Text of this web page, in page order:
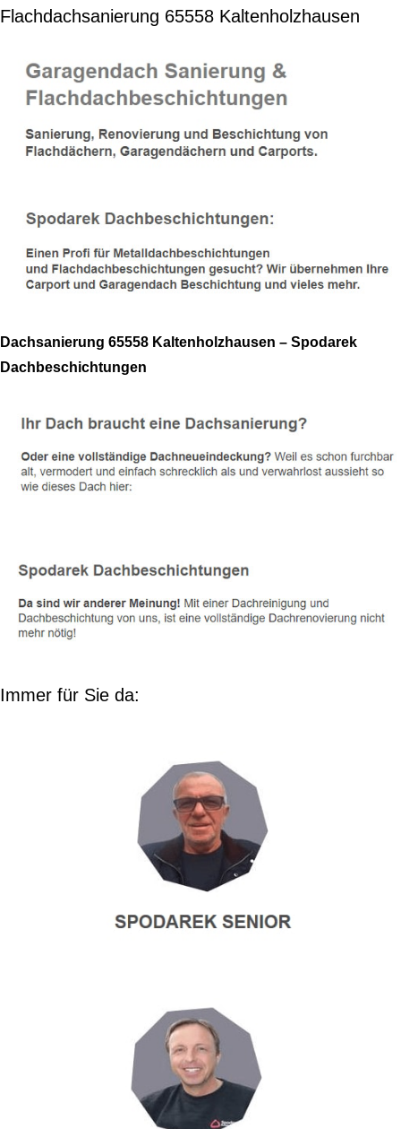
Flachdachsanierung 65558 Kaltenholzhausen
Dachsanierung 65558 Kaltenholzhausen – Spodarek
Dachbeschichtungen
Immer für Sie da: